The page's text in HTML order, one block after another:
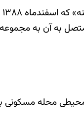
به آن به
محله مسکونی